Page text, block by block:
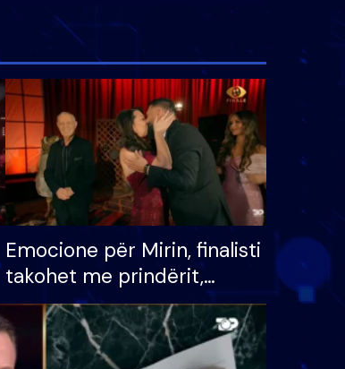
Emocione për Mirin, finalisti
takohet me prindërit,
vajzën dhe bashkëshorten:
S’kemi ndonjë letër divorci
apo jo?